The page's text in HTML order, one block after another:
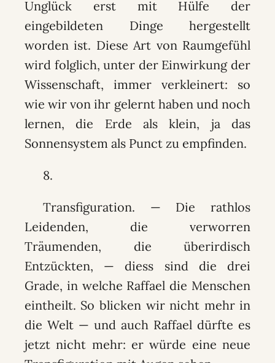
Unglück erst mit Hülfe der
eingebildeten Dinge hergestellt
worden ist. Diese Art von Raumgefühl
wird folglich, unter der Einwirkung der
Wissenschaft, immer verkleinert: so
wie wir von ihr gelernt haben und noch
lernen, die Erde als klein, ja das
Sonnensystem als Punct zu empfinden.
8.
Transfiguration. — Die rathlos
Leidenden, die verworren
Träumenden, die überirdisch
Entzückten, — diess sind die drei
Grade, in welche Raffael die Menschen
eintheilt. So blicken wir nicht mehr in
die Welt — und auch Raffael dürfte es
jetzt nicht mehr: er würde eine neue